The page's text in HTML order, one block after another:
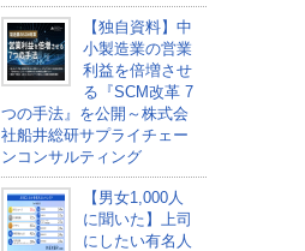
【独自資料】中
小製造業の営業
利益を倍増させ
る『SCM改革 7
つの手法』を公開～株式会
社船井総研サプライチェー
ンコンサルティング
【男女1,000人
に聞いた】上司
にしたい有名人